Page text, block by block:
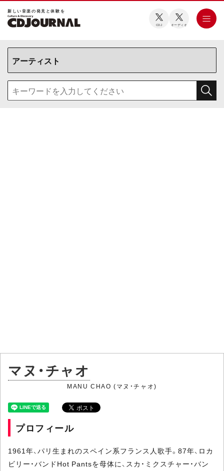
新しい⾳楽の発⾒と体験を
CDJ オーディオ
マヌ・チャオ
MANU CHAO (マヌ・チャオ)
プロフィール
1961年、パリ生まれのスペイン系フランス人歌手。87年、ロカ
ビリー・バンドHot Pantsを母体に、スカ・ミクスチャー・バン